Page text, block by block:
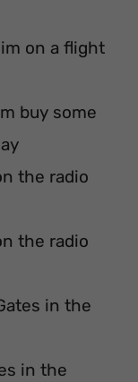
on a flight
buy some
the radio
the radio
in the
in the